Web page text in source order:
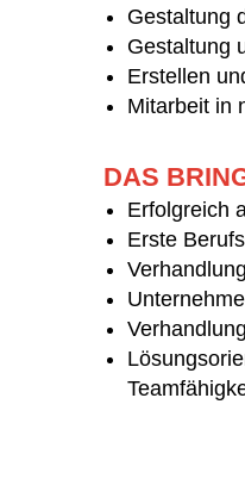
Gestaltung
Gestaltung
Erstellen
Mitarbeit in
DAS
Erfolgreich
Erste